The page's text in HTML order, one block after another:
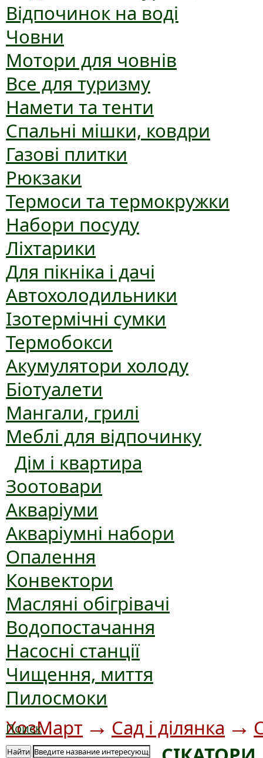
Відпочинок на воді
Човни
Мотори для човнів
Все для туризму
Намети та тенти
Спальні мішки, ковдри
Газові плитки
Рюкзаки
Термоси та термокружки
Набори посуду
Ліхтарики
Для пікніка і дачі
Автохолодильники
Ізотермічні сумки
Термобокси
Акумулятори холоду
Біотуалети
Мангали, грилі
Меблі для відпочинку
Дім і квартира
Зоотовари
Акваріуми
Акваріумні набори
Опалення
Конвектори
Масляні обігрівачі
Водопостачання
Насосні станції
Чищення, миття
Пилосмоки
Поиск
Найти
ХозМарт → Сад і ділянка →